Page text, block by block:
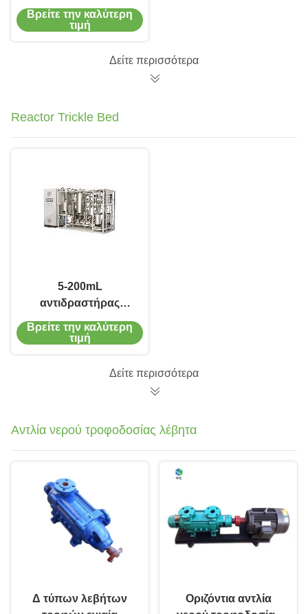
χάλυβα υδραντλία
γεωτρήσεων φύλλων
Βρείτε την καλύτερη
τιμή
Δείτε περισσότερα
Reactor Trickle Bed
5-200mL
αντιδραστήρας
πολυσωληνωτός
σταθερής κλίνης
Βρείτε την καλύτερη
τιμή
Δείτε περισσότερα
Αντλία νερού τροφοδοσίας λέβητα
Δ τύπων λεβήτων
Οριζόντια αντλία